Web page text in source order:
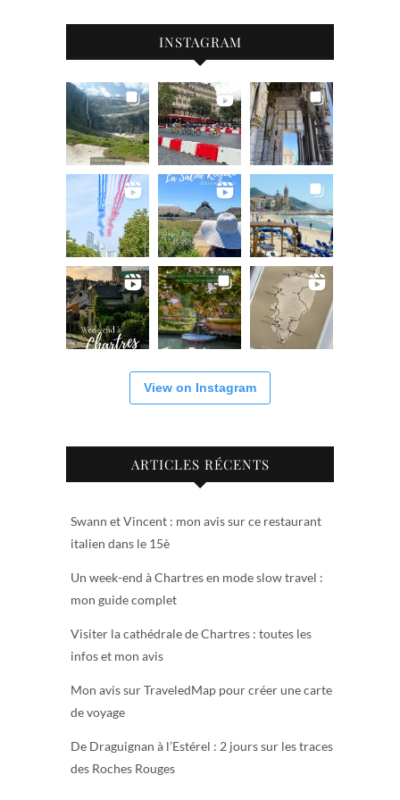
INSTAGRAM
View on Instagram
ARTICLES RÉCENTS
Swann et Vincent : mon avis sur ce restaurant
italien dans le 15è
Un week-end à Chartres en mode slow travel :
mon guide complet
Visiter la cathédrale de Chartres : toutes les
infos et mon avis
Mon avis sur TraveledMap pour créer une carte
de voyage
De Draguignan à l’Estérel : 2 jours sur les traces
des Roches Rouges